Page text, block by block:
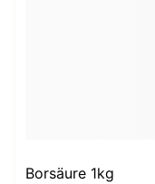
Borsäure 1kg